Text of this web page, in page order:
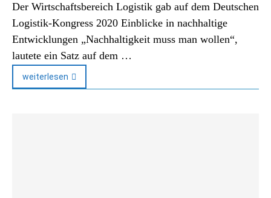
Der Wirtschaftsbereich Logistik gab auf dem Deutschen
Logistik-Kongress 2020 Einblicke in nachhaltige
Entwicklungen „Nachhaltigkeit muss man wollen“,
lautete ein Satz auf dem …
weiterlesen